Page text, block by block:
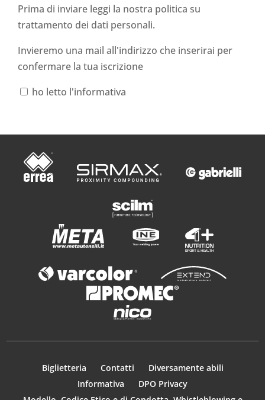
Prima di inviare leggi la nostra politica su
trattamento dei dati personali.
Invieremo una mail all'indirizzo che inserirai per
confermare la tua iscrizione
ho letto l'informativa
Biglietteria Contatti
Diversamente abili
Informativa
DPO Privacy